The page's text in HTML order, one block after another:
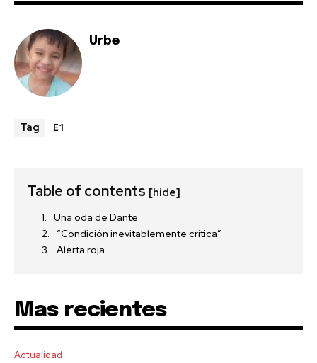
Urbe
Tag E1
Table of contents [hide]
Una oda de Dante
“Condición inevitablemente crítica”
Alerta roja
Mas recientes
Actualidad